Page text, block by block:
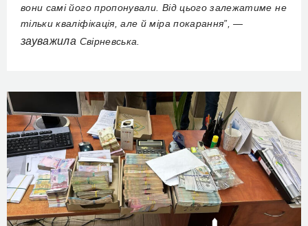
вони самі його пропонували. Від цього залежатиме не
тільки кваліфікація, але й міра покарання”, —
зауважила Свірневська.